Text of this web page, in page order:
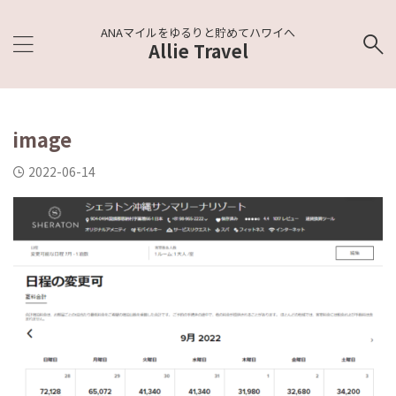
ANAマイルをゆるりと貯めてハワイへ
Allie Travel
image
2022-06-14